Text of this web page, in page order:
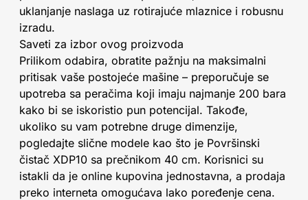
uklanjanje naslaga uz rotirajuće mlaznice i robusnu
izradu.
Saveti za izbor ovog proizvoda
Prilikom odabira, obratite pažnju na maksimalni
pritisak vaše postojeće mašine – preporučuje se
upotreba sa peračima koji imaju najmanje 200 bara
kako bi se iskoristio pun potencijal. Takođe,
ukoliko su vam potrebne druge dimenzije,
pogledajte slične modele kao što je Površinski
čistač XDP10 sa prečnikom 40 cm. Korisnici su
istakli da je online kupovina jednostavna, a prodaja
preko interneta omogućava lako poređenje cena.